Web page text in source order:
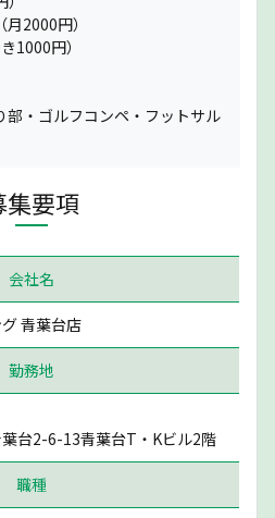
2000円）
1000円）
部・ゴルフコンペ・フットサル
集要項
会社名
青葉台店
勤務地
台2-6-13青葉台T・Kビル2階
職種